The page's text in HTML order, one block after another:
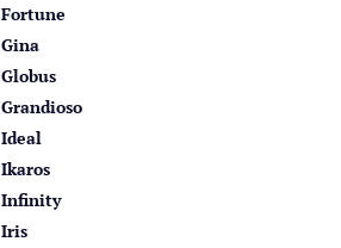
Fortune
Gina
Globus
Grandioso
Ideal
Ikaros
Infinity
Iris